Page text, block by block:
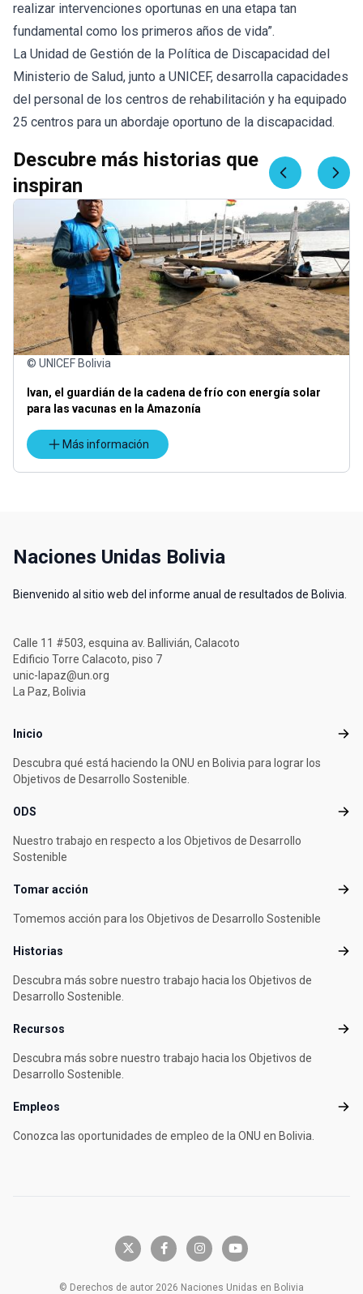
realizar intervenciones oportunas en una etapa tan
fundamental como los primeros años de vida”.
La Unidad de Gestión de la Política de Discapacidad del
Ministerio de Salud, junto a UNICEF, desarrolla capacidades
del personal de los centros de rehabilitación y ha equipado
25 centros para un abordaje oportuno de la discapacidad.
© UNICEF Bolivia
Ivan, el guardián de la cadena de frío con energía solar
para las vacunas en la Amazonía
Más información
Descubre más historias que
inspiran
Naciones Unidas Bolivia
Bienvenido al sitio web del informe anual de resultados de Bolivia.
Calle 11 #503, esquina av. Ballivián, Calacoto
Edificio Torre Calacoto, piso 7
unic-lapaz@un.org
La Paz, Bolivia
Footer menu
Inicio Inicio
Descubra qué está haciendo la ONU en Bolivia para lograr los
Objetivos de Desarrollo Sostenible.
ODS ODS
Nuestro trabajo en respecto a los Objetivos de Desarrollo
Sostenible
Tomar acción
Tomemos acción para los Objetivos de Desarrollo Sostenible
Historias
Descubra más sobre nuestro trabajo hacia los Objetivos de
Desarrollo Sostenible.
Recursos
Descubra más sobre nuestro trabajo hacia los Objetivos de
Desarrollo Sostenible.
Empleos
Conozca las oportunidades de empleo de la ONU en Bolivia.
x-twitter facebook-finstagramyoutube
© Derechos de autor 2026 Naciones Unidas en Bolivia